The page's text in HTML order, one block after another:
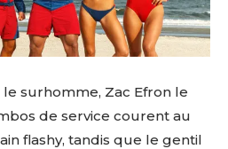
surhomme, Zac Efron le
de service courent au
flashy, tandis que le gentil